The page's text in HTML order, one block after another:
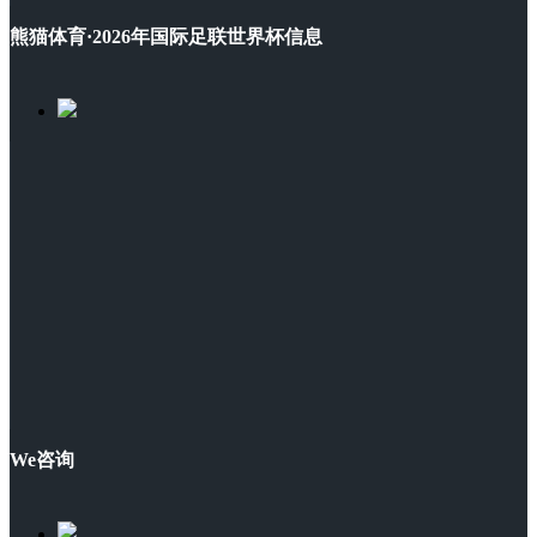
熊猫体育·2026年国际足联世界杯信息
We咨询